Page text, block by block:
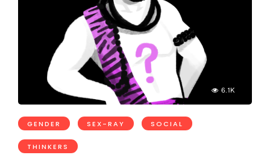
6.1K
GENDER SEX-RAY SOCIAL
THINKERS